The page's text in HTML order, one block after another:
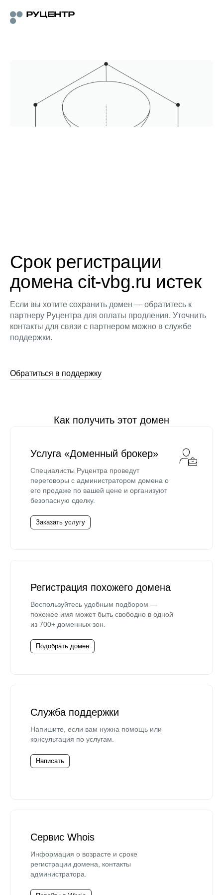
Срок регистрации
домена cit-vbg.ru истек
Если вы хотите сохранить домен — обратитесь к
партнеру Руцентра для оплаты продления. Уточнить
контакты для связи с партнером можно в службе
поддержки.
Обратиться в поддержку
Как получить этот домен
Услуга «Доменный брокер»
Специалисты Руцентра проведут
переговоры с администратором домена о
его продаже по вашей цене и организуют
безопасную сделку.
Заказать услугу
Регистрация похожего домена
Воспользуйтесь удобным подбором —
похожее имя может быть свободно в одной
из 700+ доменных зон.
Подобрать домен
Служба поддержки
Напишите, если вам нужна помощь или
консультация по услугам.
Написать
Сервис Whois
Информация о возрасте и сроке
регистрации домена, контакты
администратора.